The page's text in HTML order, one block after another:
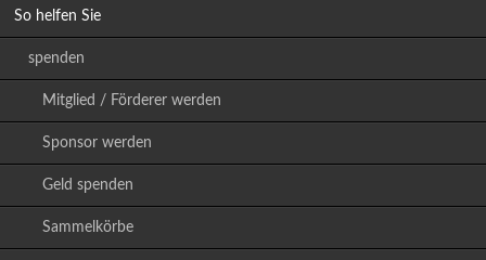
So helfen Sie
spenden
Mitglied / Förderer werden
Sponsor werden
Geld spenden
Sammelkörbe